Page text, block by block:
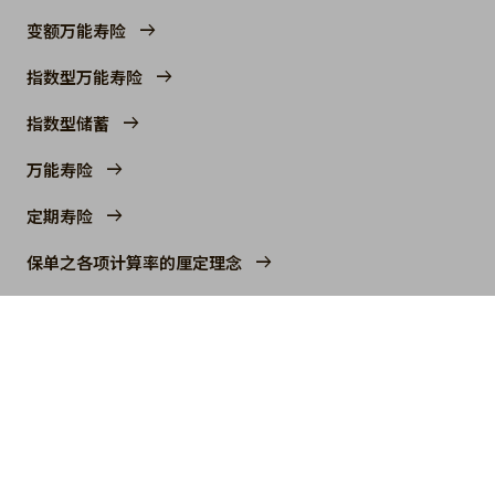
变额万能寿险
指数型万能寿险
指数型储蓄
万能寿险
定期寿险
保单之各项计算率的厘定理念